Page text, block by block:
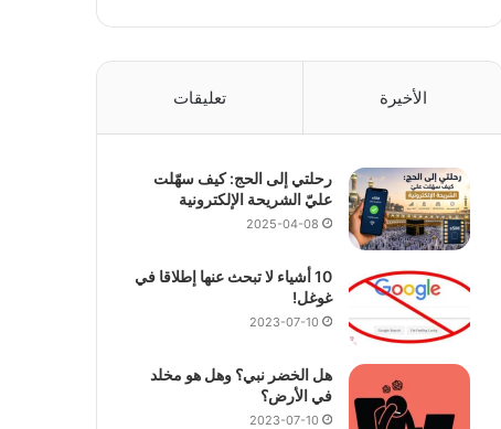
الأخيرة تعليقات
رحلتي إلى الحج: كيف سهّلت
عليّ الشريحة الإلكترونية
2025-04-08
10 أشياء لا تبحث عنها إطلاقا في
غوغل!
2023-07-10
هل الخضر نبي؟ وهل هو مخلد
في الأرض؟
2023-07-10